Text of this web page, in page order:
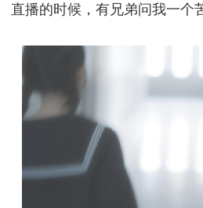
直播的时候，有兄弟问我一个